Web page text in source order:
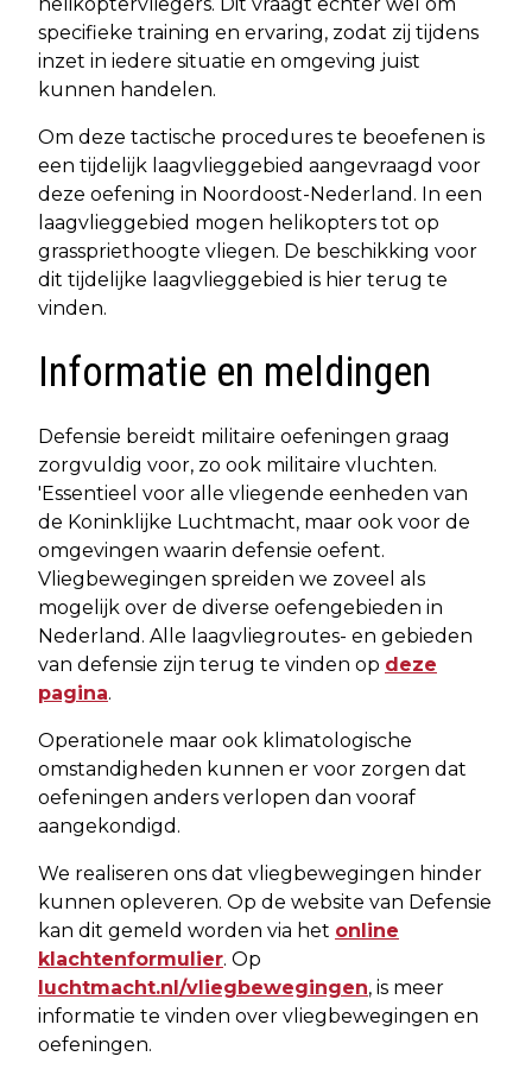
specifieke training en ervaring, zodat zij tijdens
inzet in iedere situatie en omgeving juist
kunnen handelen.
Om deze tactische procedures te beoefenen is
een tijdelijk laagvlieggebied aangevraagd voor
deze oefening in Noordoost-Nederland. In een
laagvlieggebied mogen helikopters tot op
grasspriethoogte vliegen. De beschikking voor
dit tijdelijke laagvlieggebied is hier terug te
vinden.
Informatie en meldingen
Defensie bereidt militaire oefeningen graag
zorgvuldig voor, zo ook militaire vluchten.
'Essentieel voor alle vliegende eenheden van
de Koninklijke Luchtmacht, maar ook voor de
omgevingen waarin defensie oefent.
Vliegbewegingen spreiden we zoveel als
mogelijk over de diverse oefengebieden in
Nederland. Alle laagvliegroutes- en gebieden
van defensie zijn terug te vinden op deze
pagina.
Operationele maar ook klimatologische
omstandigheden kunnen er voor zorgen dat
oefeningen anders verlopen dan vooraf
aangekondigd.
We realiseren ons dat vliegbewegingen hinder
kunnen opleveren. Op de website van Defensie
kan dit gemeld worden via het online
klachtenformulier. Op
luchtmacht.nl/vliegbewegingen, is meer
informatie te vinden over vliegbewegingen en
oefeningen.